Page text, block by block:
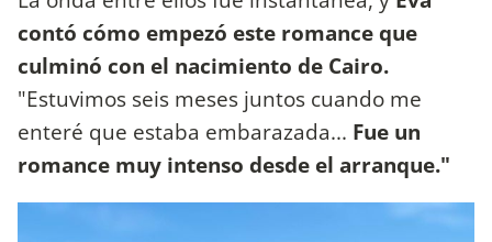
contó cómo empezó este romance que
culminó con el nacimiento de Cairo.
"Estuvimos seis meses juntos cuando me
enteré que estaba embarazada... Fue un
romance muy intenso desde el arranque."